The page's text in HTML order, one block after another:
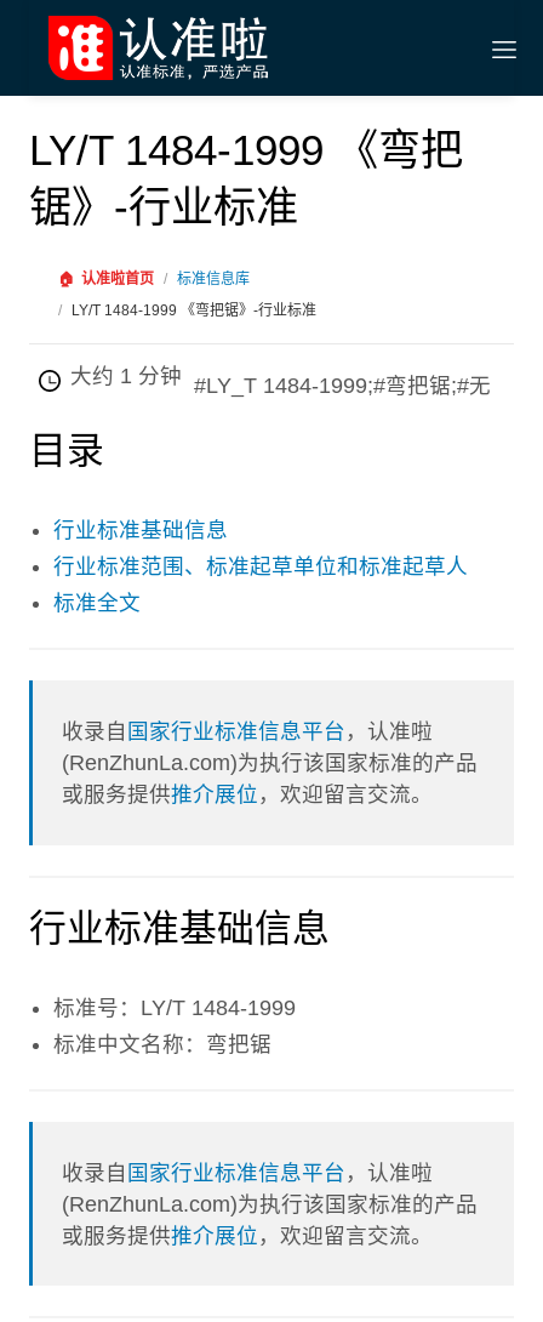
LY/T 1484-1999 《弯把
锯》-行业标准
🏠 认准啦首页 / 标准信息库
/
LY/T 1484-1999 《弯把锯》-行业标准
大约 1 分钟 #LY_T 1484-1999;#弯把锯;#无
目录
行业标准基础信息
行业标准范围、标准起草单位和标准起草人
标准全文
收录自 国家行业标准信息平台 ，认准啦
(RenZhunLa.com)为执行该国家标准的产品
或服务提供推介展位 ，欢迎留言交流。
行业标准基础信息
标准号：LY/T 1484-1999
标准中文名称：弯把锯
收录自 国家行业标准信息平台 ，认准啦
(RenZhunLa.com)为执行该国家标准的产品
或服务提供推介展位 ，欢迎留言交流。